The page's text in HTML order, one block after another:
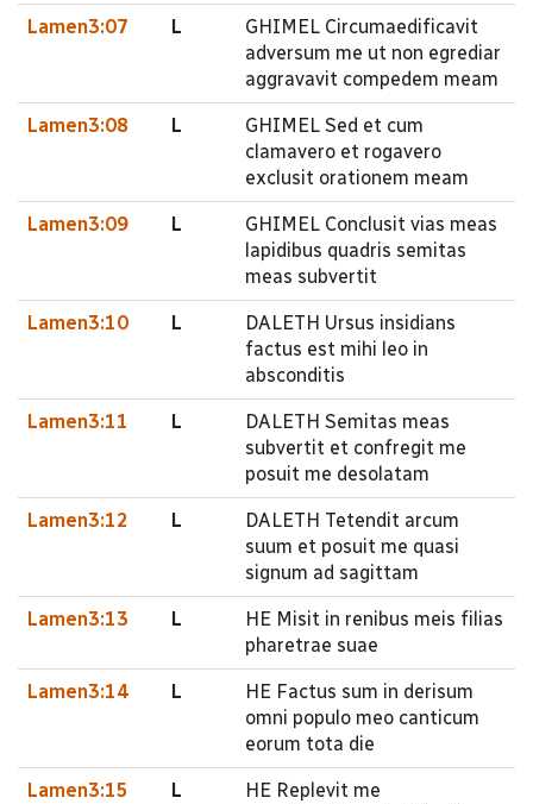
Lamen3:07 L
GHIMEL Circumaedificavit
adversum me ut non egrediar
aggravavit compedem meam
Lamen3:08 L
GHIMEL Sed et cum
clamavero et rogavero
exclusit orationem meam
Lamen3:09 L
GHIMEL Conclusit vias meas
lapidibus quadris semitas
meas subvertit
Lamen3:10 L
DALETH Ursus insidians
factus est mihi leo in
absconditis
Lamen3:11 L
DALETH Semitas meas
subvertit et confregit me
posuit me desolatam
Lamen3:12 L
DALETH Tetendit arcum
suum et posuit me quasi
signum ad sagittam
Lamen3:13 L
HE Misit in renibus meis filias
pharetrae suae
Lamen3:14 L
HE Factus sum in derisum
omni populo meo canticum
eorum tota die
Lamen3:15 L
HE Replevit me